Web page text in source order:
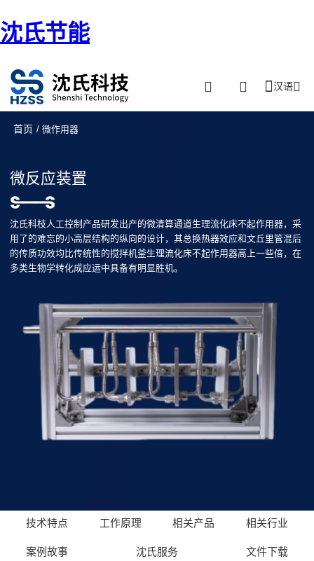
沈氏节能
汉语
首页 / 微作用器
微反应装置
沈氏科枝人工控制产品研发出产的微清算通道生理流化床不起作用器，采
用了的难忘的小高层结构的纵向的设计，其总换热器效应和文丘里管混后
的传质功效均比传统性的搅拌机釜生理流化床不起作用器高上一些倍，在
多类生物学转化成应运中具备有明显胜机。
技术特点 工作原理 相关产品 相关行业
案例故事 沈氏服务 文件下载